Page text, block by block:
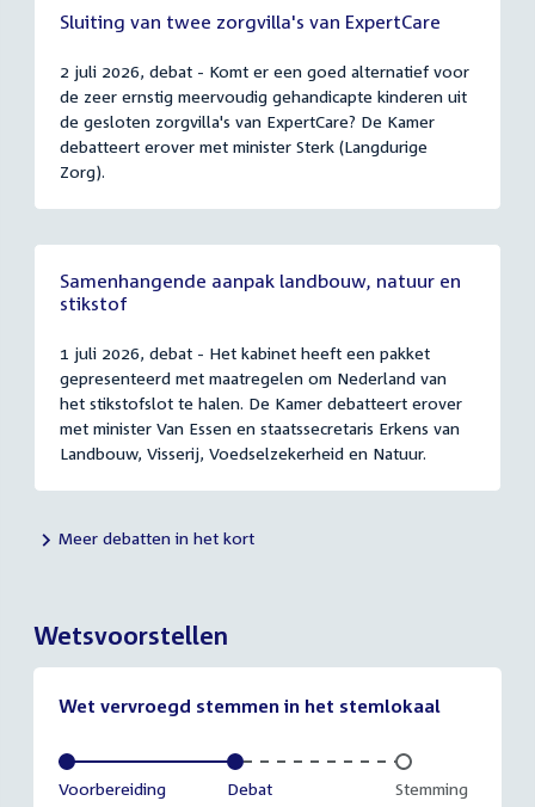
Sluiting van twee zorgvilla's van ExpertCare
2 juli 2026, debat - Komt er een goed alternatief voor
de zeer ernstig meervoudig gehandicapte kinderen uit
de gesloten zorgvilla's van ExpertCare? De Kamer
debatteert erover met minister Sterk (Langdurige
Zorg).
Samenhangende aanpak landbouw, natuur en
stikstof
1 juli 2026, debat - Het kabinet heeft een pakket
gepresenteerd met maatregelen om Nederland van
het stikstofslot te halen. De Kamer debatteert erover
met minister Van Essen en staatssecretaris Erkens van
Landbouw, Visserij, Voedselzekerheid en Natuur.
Meer debatten in het kort
Wetsvoorstellen
Wet vervroegd stemmen in het stemlokaal
Voltooid:
Voorbereiding Voltooid:
Debat Onvoltooid:
Stemming